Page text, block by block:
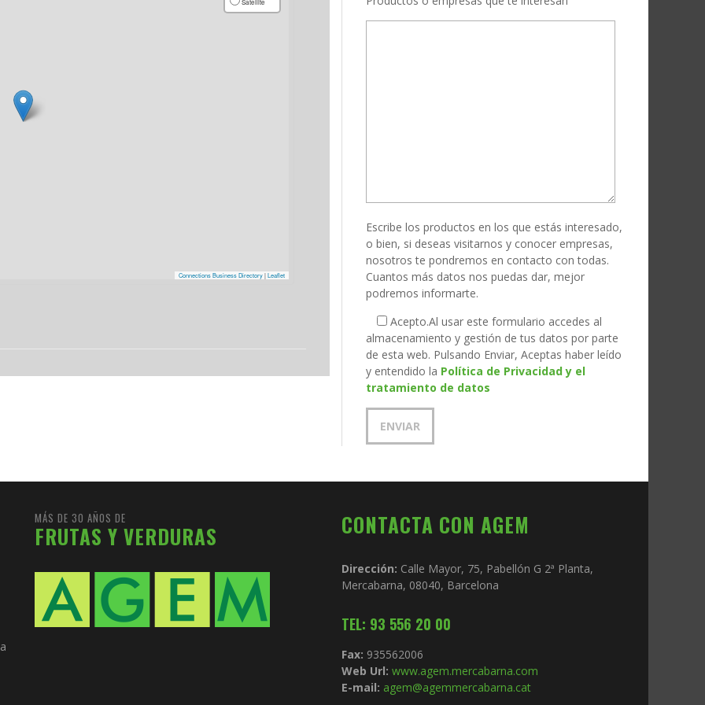
Satellite
Connections Business Directory|Leaflet
Escribe los productos en los que estás interesado,
o bien, si deseas visitarnos y conocer empresas,
nosotros te pondremos en contacto con todas.
Cuantos más datos nos puedas dar, mejor
podremos informarte.
Acepto.Al usar este formulario accedes al
almacenamiento y gestión de tus datos por parte
de esta web. Pulsando Enviar, Aceptas haber leído
y entendido la Política de Privacidad y el
tratamiento de datos
MÁS DE 30 AÑOS DE
FRUTAS Y VERDURAS CONTACTA CON AGEM
Dirección: Calle Mayor, 75, Pabellón G 2ª Planta,
Mercabarna, 08040, Barcelona
TEL: 93 556 20 00
Fax: 935562006
Web Url: www.agem.mercabarna.com
E-mail: agem@agemmercabarna.cat